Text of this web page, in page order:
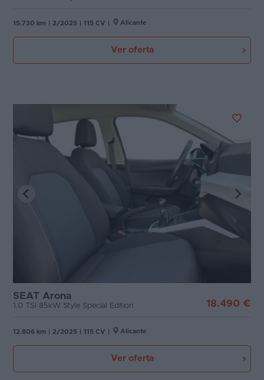
15.730 km 2/2025 115 CV Alicante
Ver oferta
SEAT Arona
1.0 TSI 85kW Style Special Edition 18.490 €
12.806 km 2/2025 115 CV Alicante
Ver oferta